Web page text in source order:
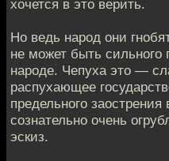
хочется в это верить.
Но ведь народ они
не может быть сильного
народе. Чепуха это —
распухающее
предельного
сознательно очень
эскиз.